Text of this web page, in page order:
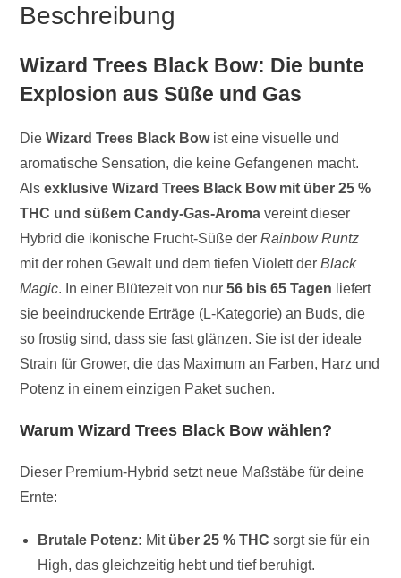
Beschreibung
Wizard Trees Black Bow: Die bunte
Explosion aus Süße und Gas
DieWizard Trees Black Bowist eine visuelle und
aromatische Sensation, die keine Gefangenen macht.
Alsexklusive Wizard Trees Black Bow mit über 25 %
THC und süßem Candy-Gas-Aroma vereint dieser
Hybrid die ikonische Frucht-Süße derRainbow Runtz
mit der rohen Gewalt und dem tiefen Violett derBlack
Magic. In einer Blütezeit von nur56 bis 65 Tagen liefert
sie beeindruckende Erträge (L-Kategorie) an Buds, die
so frostig sind, dass sie fast glänzen. Sie ist der ideale
Strain für Grower, die das Maximum an Farben, Harz und
Potenz in einem einzigen Paket suchen.
Warum Wizard Trees Black Bow wählen?
Dieser Premium-Hybrid setzt neue Maßstäbe für deine
Ernte:
Brutale Potenz: Mit über 25 % THC sorgt sie für ein
High, das gleichzeitig hebt und tief beruhigt.